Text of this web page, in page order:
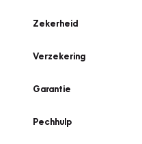
Zekerheid
Verzekering
Garantie
Pechhulp